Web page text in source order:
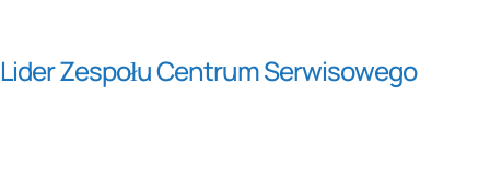
Lider Zespołu Centrum Serwisowego